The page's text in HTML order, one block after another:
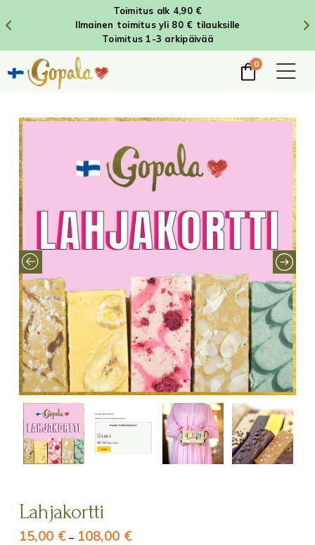
Toimitus alk 4,90 €
Ilmainen toimitus yli 80 € tilauksille
Toimitus 1-3 arkipäivää
0
Lahjakortti
15,00 € – 108,00 €Hintaluokka: